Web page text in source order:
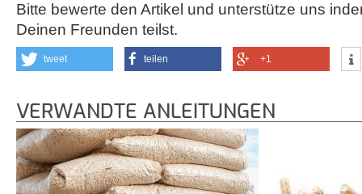
Bitte bewerte den Artikel und unterstütze uns
Deinen Freunden teilst.
tweet teilen +1
VERWANDTE ANLEITUNGEN